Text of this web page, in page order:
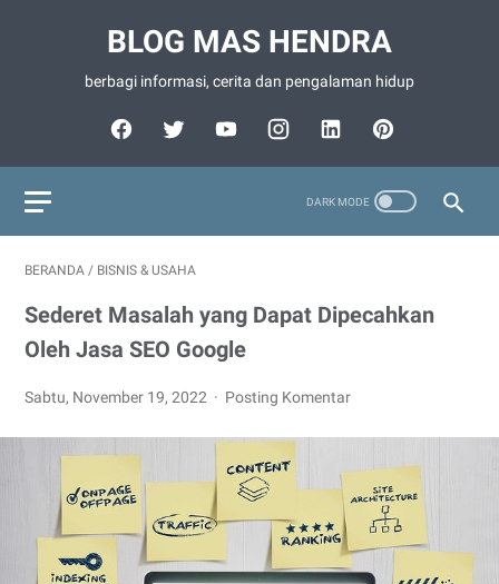
BLOG MAS HENDRA
berbagi informasi, cerita dan pengalaman hidup
BERANDA / BISNIS & USAHA
Sederet Masalah yang Dapat Dipecahkan
Oleh Jasa SEO Google
Sabtu, November 19, 2022 Posting Komentar